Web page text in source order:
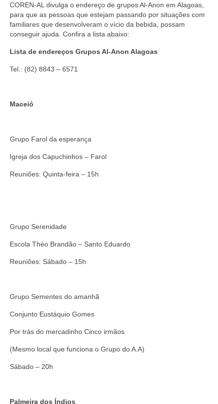
Procedimento para registro
Clube de Vantagens
Valores dos serviços
Reserva de auditório
NEP
COREN-AL divulga o endereço de grupos Al-Anon em Alagoas,
para que as pessoas que estejam passando por situações com
familiares que desenvolveram o vício da bebida, possam
conseguir ajuda. Confira a lista abaixo:
Lista de endereços Grupos Al-Anon Alagoas
Tel.: (82) 8843 – 6571
Maceió
Grupo Farol da esperança
Igreja dos Capuchinhos – Farol
Reuniões: Quinta-feira – 15h
Grupo Serenidade
Escola Théo Brandão – Santo Eduardo
Reuniões: Sábado – 15h
Grupo Sementes do amanhã
Conjunto Eustáquio Gomes
Por trás do mercadinho Cinco irmãos
(Mesmo local que funciona o Grupo do A.A)
Sábado – 20h
Palmeira dos Índios